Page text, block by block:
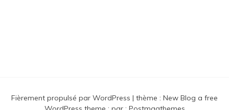
Fièrement propulsé par WordPress | thème : New Blog a free